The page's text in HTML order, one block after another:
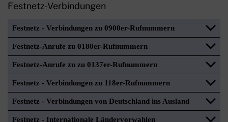
Festnetz-Verbindungen
Festnetz - Verbindungen zu 0900er-Rufnummern
Festnetz-Anrufe zu 0180er-Rufnummern
Festnetz-Anrufe zu zu 0137er-Rufnummern
Festnetz - Verbindungen zu 118er-Rufnummern
Festnetz - Verbindungen von Deutschland ins Ausland
Festnetz - Internationale Ländervorwahlen